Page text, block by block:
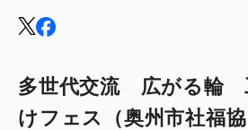
多世代交流 広がる輪
けフェス（奥州市社福協